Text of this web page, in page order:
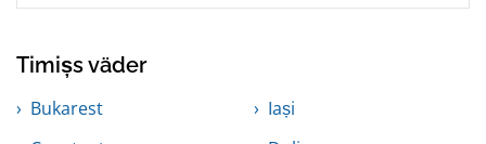
Timișs väder
Bukarest
Iași